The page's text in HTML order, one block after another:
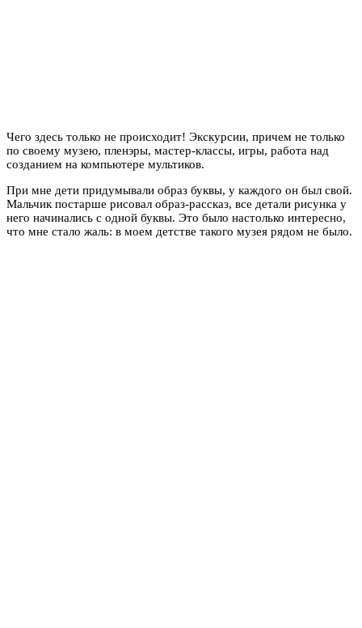
Чего здесь только не происходит! Экскурсии, причем не только
по своему музею, пленэры, мастер-классы, игры, работа над
созданием на компьютере мультиков.
При мне дети придумывали образ буквы, у каждого он был свой.
Мальчик постарше рисовал образ-рассказ, все детали рисунка у
него начинались с одной буквы. Это было настолько интересно,
что мне стало жаль: в моем детстве такого музея рядом не было.